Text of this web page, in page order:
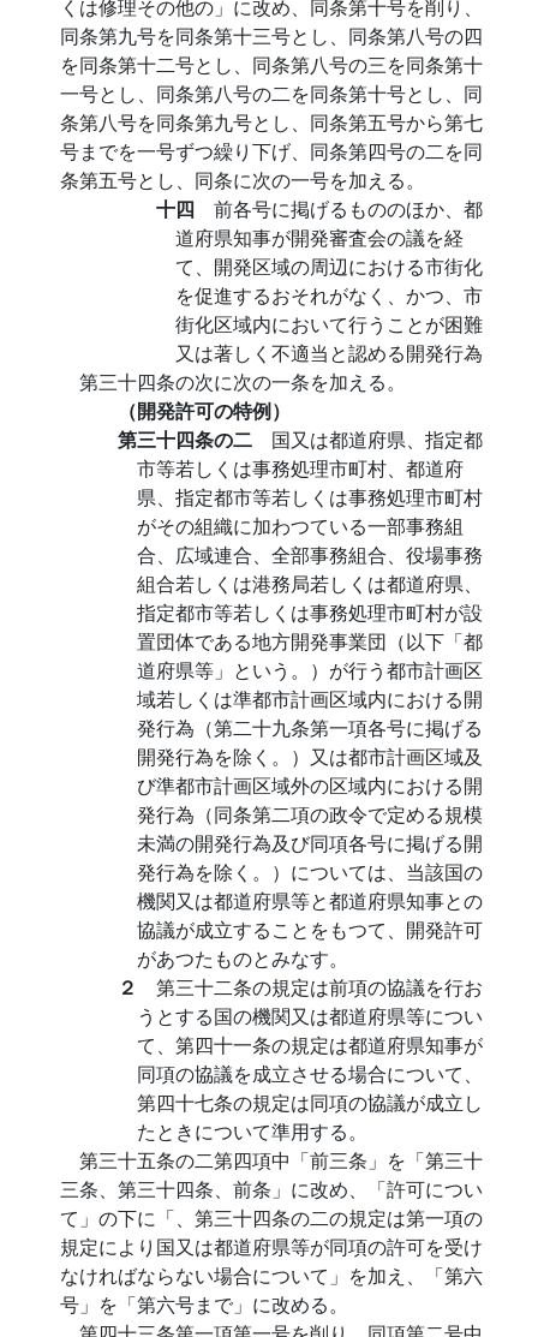
くは修理その他の」に改め、同条第十号を削り、
同条第九号を同条第十三号とし、同条第八号の四
を同条第十二号とし、同条第八号の三を同条第十
一号とし、同条第八号の二を同条第十号とし、同
条第八号を同条第九号とし、同条第五号から第七
号までを一号ずつ繰り下げ、同条第四号の二を同
条第五号とし、同条に次の一号を加える。
十四 前各号に掲げるもののほか、都
道府県知事が開発審査会の議を経
て、開発区域の周辺における市街化
を促進するおそれがなく、かつ、市
街化区域内において行うことが困難
又は著しく不適当と認める開発行為
第三十四条の次に次の一条を加える。
（開発許可の特例）
第三十四条の二 国又は都道府県、指定都
市等若しくは事務処理市町村、都道府
県、指定都市等若しくは事務処理市町村
がその組織に加わつている一部事務組
合、広域連合、全部事務組合、役場事務
組合若しくは港務局若しくは都道府県、
指定都市等若しくは事務処理市町村が設
置団体である地方開発事業団（以下「都
道府県等」という。）が行う都市計画区
域若しくは準都市計画区域内における開
発行為（第二十九条第一項各号に掲げる
開発行為を除く。）又は都市計画区域及
び準都市計画区域外の区域内における開
発行為（同条第二項の政令で定める規模
未満の開発行為及び同項各号に掲げる開
発行為を除く。）については、当該国の
機関又は都道府県等と都道府県知事との
協議が成立することをもつて、開発許可
があつたものとみなす。
２ 第三十二条の規定は前項の協議を行お
うとする国の機関又は都道府県等につい
て、第四十一条の規定は都道府県知事が
同項の協議を成立させる場合について、
第四十七条の規定は同項の協議が成立し
たときについて準用する。
第三十五条の二第四項中「前三条」を「第三十
三条、第三十四条、前条」に改め、「許可につい
て」の下に「、第三十四条の二の規定は第一項の
規定により国又は都道府県等が同項の許可を受け
なければならない場合について」を加え、「第六
号」を「第六号まで」に改める。